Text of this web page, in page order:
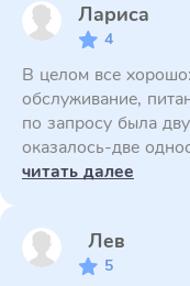
Лариса
4
В целом все
обслуживание,
по запросу была
оказалось-две
читать далее
Лев
5